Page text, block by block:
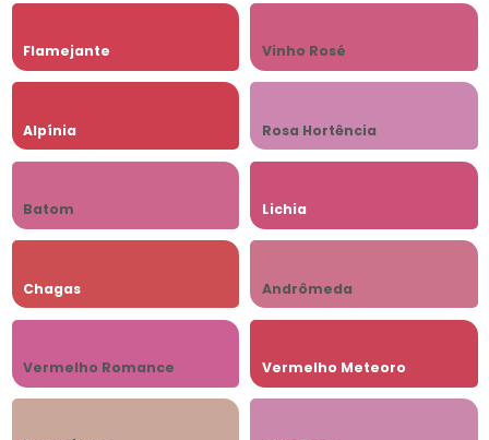
Flamejante Vinho Rosé
Alpínia Rosa Hortência
Batom Lichia
Chagas Andrômeda
Vermelho Romance Vermelho Meteoro